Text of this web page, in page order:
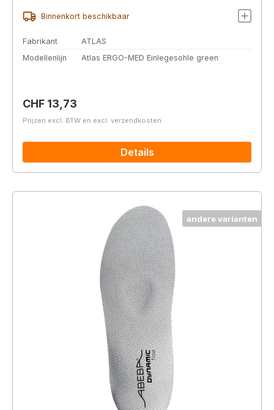
Binnenkort beschikbaar
Fabrikant
ATLAS
Modellenlijn
Atlas ERGO-MED Einlegesohle green
Normale prijs:
CHF 13,73
Prijzen excl. BTW en excl. verzendkosten
Details
andere varianten